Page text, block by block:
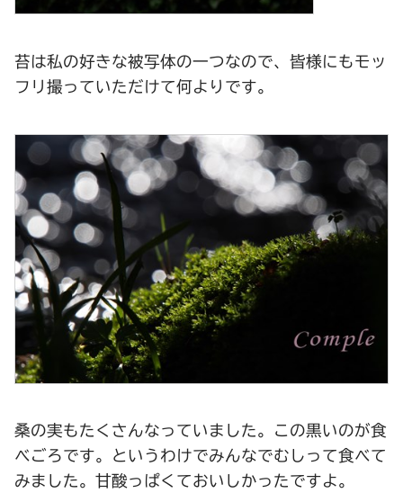
苔は私の好きな被写体の一つなので、皆様にもモッ
フリ撮っていただけて何よりです。
桑の実もたくさんなっていました。この黒いのが食
べごろです。というわけでみんなでむしって食べて
みました。甘酸っぱくておいしかったですよ。